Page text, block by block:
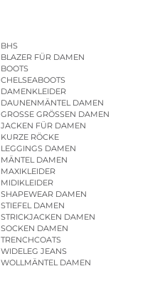
BHS
BLAZER FÜR DAMEN
BOOTS
CHELSEABOOTS
DAMENKLEIDER
DAUNENMÄNTEL DAMEN
GROSSE GRÖSSEN DAMEN
JACKEN FÜR DAMEN
KURZE RÖCKE
LEGGINGS DAMEN
MÄNTEL DAMEN
MAXIKLEIDER
MIDIKLEIDER
SHAPEWEAR DAMEN
STIEFEL DAMEN
STRICKJACKEN DAMEN
SOCKEN DAMEN
TRENCHCOATS
WIDELEG JEANS
WOLLMÄNTEL DAMEN